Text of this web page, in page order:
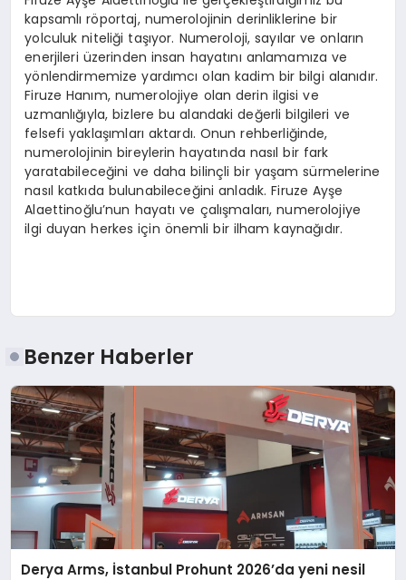
kapsamlı röportaj, numerolojinin derinliklerine bir
yolculuk niteliği taşıyor. Numeroloji, sayılar ve onların
enerjileri üzerinden insan hayatını anlamamıza ve
yönlendirmemize yardımcı olan kadim bir bilgi alanıdır.
Firuze Hanım, numerolojiye olan derin ilgisi ve
uzmanlığıyla, bizlere bu alandaki değerli bilgileri ve
felsefi yaklaşımları aktardı. Onun rehberliğinde,
numerolojinin bireylerin hayatında nasıl bir fark
yaratabileceğini ve daha bilinçli bir yaşam sürmelerine
nasıl katkıda bulunabileceğini anladık. Firuze Ayşe
Alaettinoğlu’nun hayatı ve çalışmaları, numerolojiye
ilgi duyan herkes için önemli bir ilham kaynağıdır.
Benzer Haberler
Derya Arms, İstanbul Prohunt 2026’da yeni nesil